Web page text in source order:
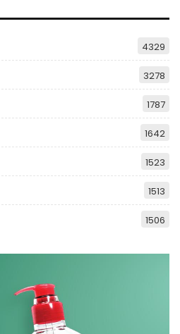
4329
3278
1787
1642
1523
1513
1506